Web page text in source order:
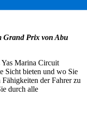
Grand Prix von Abu
Yas Marina Circuit
Sicht bieten und wo Sie
der Fahrer zu
durch alle